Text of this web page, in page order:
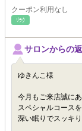
クーポン利用なし
ﾘﾗｸ
サロンからの
ゆきんこ様
今月もご来店誠に
スペシャルコース
深い眠りでスッキ